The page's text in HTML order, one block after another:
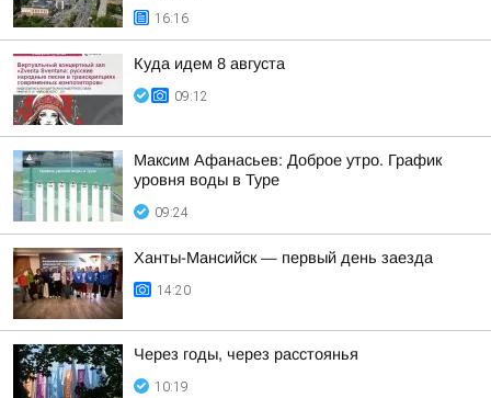
16:16
Куда идем 8 августа
09:12
Максим Афанасьев: Доброе утро. График
уровня воды в Туре
09:24
Ханты-Мансийск — первый день заезда
14:20
Через годы, через расстоянья
10:19